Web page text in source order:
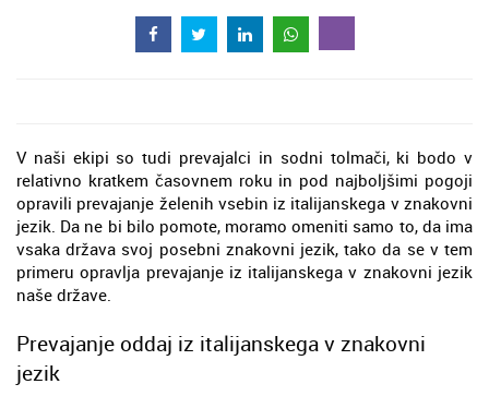
V naši ekipi so tudi prevajalci in sodni tolmači, ki bodo v
relativno kratkem časovnem roku in pod najboljšimi pogoji
opravili prevajanje želenih vsebin iz italijanskega v znakovni
jezik. Da ne bi bilo pomote, moramo omeniti samo to, da ima
vsaka država svoj posebni znakovni jezik, tako da se v tem
primeru opravlja prevajanje iz italijanskega v znakovni jezik
naše države.
Prevajanje oddaj iz italijanskega v znakovni
jezik